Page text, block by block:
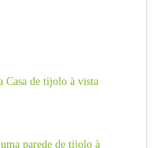
Casa de tijolo à vista
parede de tijolo à